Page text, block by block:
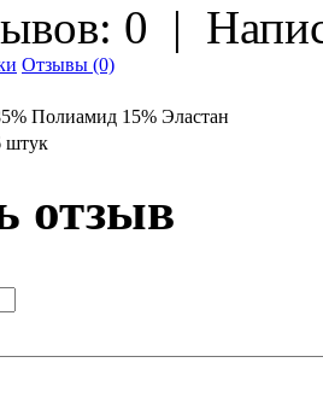
0 |
Отзывы (0)
Полиамид 15% Эластан
штук
отзыв